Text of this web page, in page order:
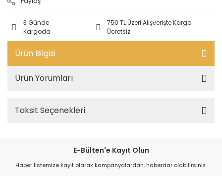
3 Günde
Kargoda
750 TL Üzeri Alışverişte Kargo
Ücretsiz
Ürün Bilgisi
Ürün Yorumları
Taksit Seçenekleri
E-Bülten'e Kayıt Olun
Haber listemize kayıt olarak kampanyalardan, haberdar olabilirsiniz.